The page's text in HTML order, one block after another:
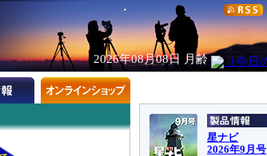
2026年08月08日 月齢
星ナビ
2026年9月号